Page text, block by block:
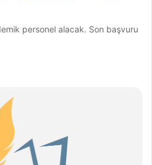
personel alacak. Son başvuru